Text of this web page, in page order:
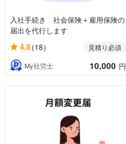
入社手続き 社会保険＋雇用保険の
届出を代行します
4.8(18)
見積り必須
My社労士
10,000 円